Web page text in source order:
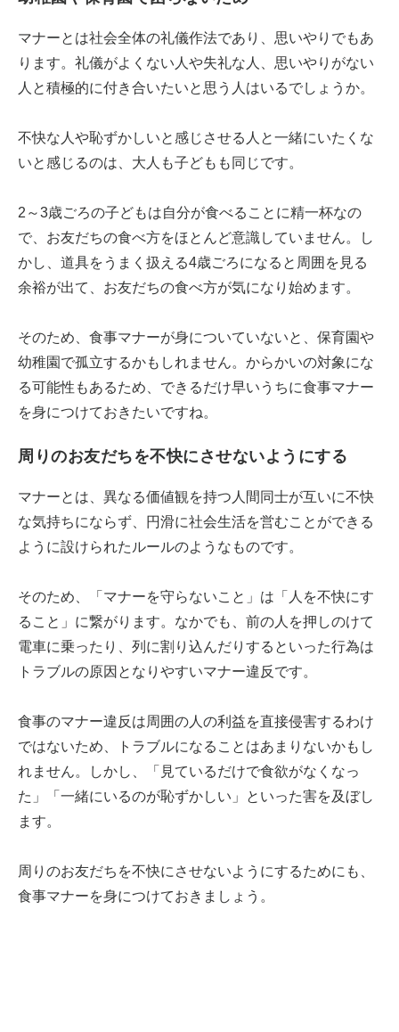
マナーとは社会全体の礼儀作法であり、思いやりでもあ
ります。礼儀がよくない人や失礼な人、思いやりがない
人と積極的に付き合いたいと思う人はいるでしょうか。
不快な人や恥ずかしいと感じさせる人と一緒にいたくな
いと感じるのは、大人も子どもも同じです。
2～3歳ごろの子どもは自分が食べることに精一杯なの
で、お友だちの食べ方をほとんど意識していません。し
かし、道具をうまく扱える4歳ごろになると周囲を見る
余裕が出て、お友だちの食べ方が気になり始めます。
そのため、食事マナーが身についていないと、保育園や
幼稚園で孤立するかもしれません。からかいの対象にな
る可能性もあるため、できるだけ早いうちに食事マナー
を身につけておきたいですね。
周りのお友だちを不快にさせないようにする
マナーとは、異なる価値観を持つ人間同士が互いに不快
な気持ちにならず、円滑に社会生活を営むことができる
ように設けられたルールのようなものです。
そのため、「マナーを守らないこと」は「人を不快にす
ること」に繋がります。なかでも、前の人を押しのけて
電車に乗ったり、列に割り込んだりするといった行為は
トラブルの原因となりやすいマナー違反です。
食事のマナー違反は周囲の人の利益を直接侵害するわけ
ではないため、トラブルになることはあまりないかもし
れません。しかし、「見ているだけで食欲がなくなっ
た」「一緒にいるのが恥ずかしい」といった害を及ぼし
ます。
周りのお友だちを不快にさせないようにするためにも、
食事マナーを身につけておきましょう。